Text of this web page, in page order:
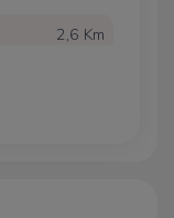
2,6 Km